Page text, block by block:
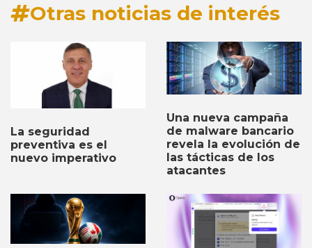
Otras noticias de interés
La seguridad
preventiva es el
nuevo imperativo
Una nueva campaña
de malware bancario
revela la evolución de
las tácticas de los
atacantes